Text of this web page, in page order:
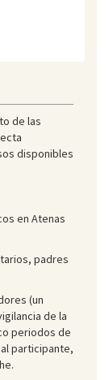
de las
disponibles
en Atenas
padres
(un
de la
periodos de
participante,